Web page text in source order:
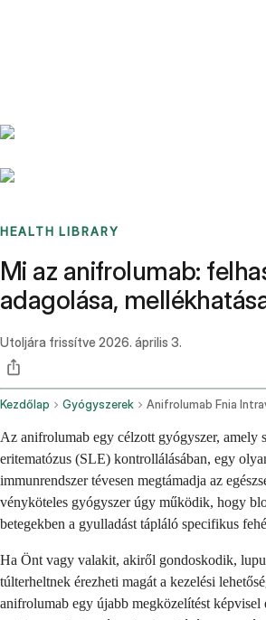
HEALTH LIBRARY
Mi az anifrolumab:
adagolása,
Utoljára frissítve 2026. április 3.
Kezdőlap Gyógyszerek
Az anifrolumab egy célzott gyógyszer, amely
eritematózus (SLE) kontrollálásában, egy
immunrendszer tévesen megtámadja az
vényköteles gyógyszer úgy működik, hogy
betegekben a gyulladást tápláló specifikus
Ha Önt vagy valakit, akiről gondoskodik,
túlterheltnek érezheti magát a kezelési
anifrolumab egy újabb megközelítést képvisel